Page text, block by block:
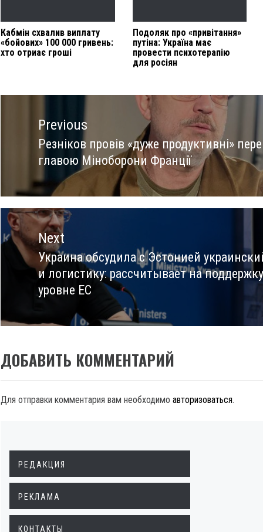
Кабмін схвалив виплату
«бойових» 100 000 гривень:
хто отриає гроші
Подоляк про «привітання»
путіна: Україна має
провести психотерапію
для росіян
Навигация
записямPrevious
Previous
post:
Резніков провів «дуже продуктивні»
главою Міноборони Франції
Next
Next
post:
Украина обсудила с Эстонией
и логистику: рассчитывает на
уровне ЕС
ДОБАВИТЬ КОММЕНТАРИЙ
Для отправки комментария вам необходимо авторизоваться.
РЕДАКЦИЯ
РЕКЛАМА
КОНТАКТЫ